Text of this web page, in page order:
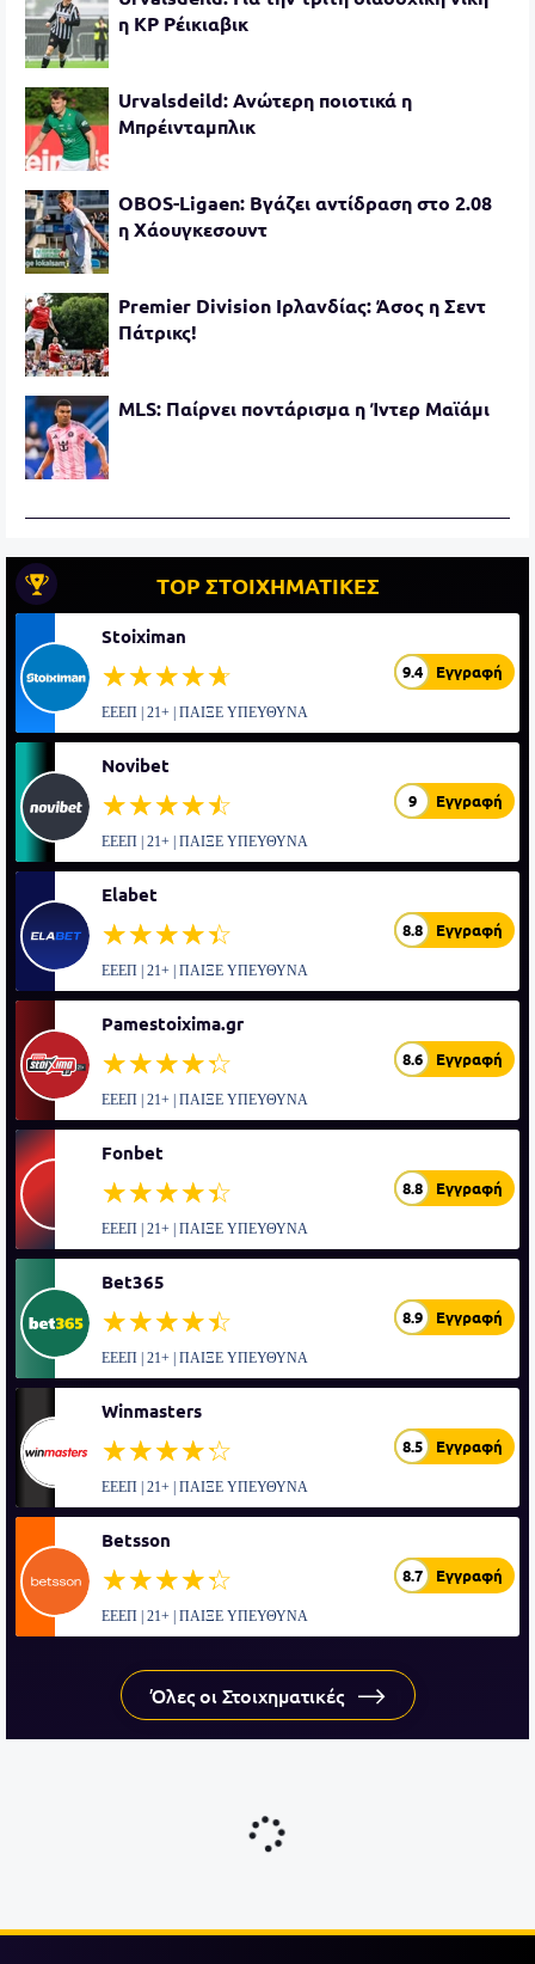
η ΚΡ Ρέικιαβικ
Urvalsdeild: Ανώτερη ποιοτικά η
Μπρέινταμπλικ
OBOS-Ligaen: Βγάζει αντίδραση στο 2.08
η Χάουγκεσουντ
Premier Division Ιρλανδίας: Άσος η Σεντ
Πάτρικς!
MLS: Παίρνει ποντάρισμα η Ίντερ Μαϊάμι
TOP ΣΤΟΙΧΗΜΑΤΙΚΕΣ
Stoiximan
☆☆☆☆☆
★★★★★ 9.4 Εγγραφή
ΕΕΕΠ | 21+ | ΠΑΙΞΕ ΥΠΕΥΘΥΝΑ
Novibet
☆☆☆☆☆
★★★★★ 9 Εγγραφή
ΕΕΕΠ | 21+ | ΠΑΙΞΕ ΥΠΕΥΘΥΝΑ
Elabet
☆☆☆☆☆
★★★★★ 8.8 Εγγραφή
ΕΕΕΠ | 21+ | ΠΑΙΞΕ ΥΠΕΥΘΥΝΑ
Pamestoixima.gr
☆☆☆☆☆
★★★★★ 8.6 Εγγραφή
ΕΕΕΠ | 21+ | ΠΑΙΞΕ ΥΠΕΥΘΥΝΑ
Fonbet
☆☆☆☆☆
★★★★★ 8.8 Εγγραφή
ΕΕΕΠ | 21+ | ΠΑΙΞΕ ΥΠΕΥΘΥΝΑ
Bet365
☆☆☆☆☆
★★★★★ 8.9 Εγγραφή
ΕΕΕΠ | 21+ | ΠΑΙΞΕ ΥΠΕΥΘΥΝΑ
Winmasters
☆☆☆☆☆
★★★★★ 8.5 Εγγραφή
ΕΕΕΠ | 21+ | ΠΑΙΞΕ ΥΠΕΥΘΥΝΑ
Betsson
☆☆☆☆☆
★★★★★ 8.7 Εγγραφή
ΕΕΕΠ | 21+ | ΠΑΙΞΕ ΥΠΕΥΘΥΝΑ
Όλες οι Στοιχηματικές